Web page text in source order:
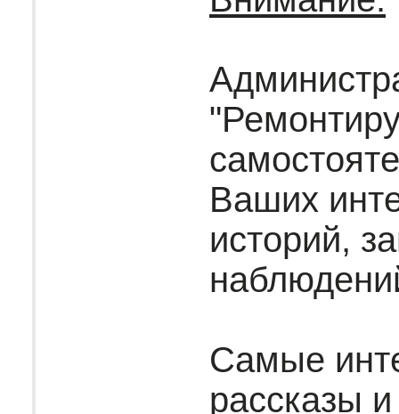
Ваших
историй,
Самые
рассказы и